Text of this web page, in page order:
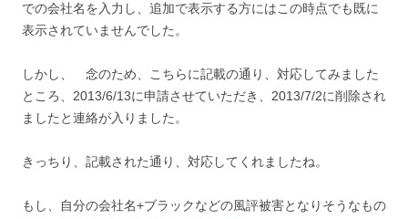
での会社名を入力し、追加で表示する方にはこの時点でも既に
表示されていませんでした。
しかし、 念のため、こちらに記載の通り、対応してみました
ところ、2013/6/13に申請させていただき、2013/7/2に削除され
ましたと連絡が入りました。
きっちり、記載された通り、対応してくれましたね。
もし、自分の会社名+ブラックなどの風評被害となりそうなもの